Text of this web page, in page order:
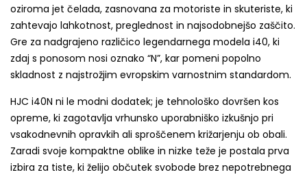
oziroma jet čelada, zasnovana za motoriste in skuteriste, ki
zahtevajo lahkotnost, preglednost in najsodobnejšo zaščito.
Gre za nadgrajeno različico legendarnega modela i40, ki
zdaj s ponosom nosi oznako “N”, kar pomeni popolno
skladnost z najstrožjim evropskim varnostnim standardom.
HJC i40N ni le modni dodatek; je tehnološko dovršen kos
opreme, ki zagotavlja vrhunsko uporabniško izkušnjo pri
vsakodnevnih opravkih ali sproščenem križarjenju ob obali.
Zaradi svoje kompaktne oblike in nizke teže je postala prva
izbira za tiste, ki želijo občutek svobode brez nepotrebnega